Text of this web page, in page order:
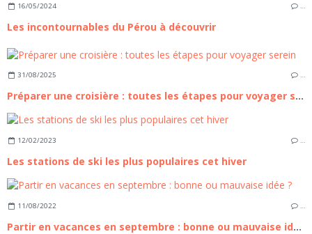
16/05/2024 …
Les incontournables du Pérou à découvrir
31/08/2025 …
Préparer une croisière : toutes les étapes pour voyager serein
12/02/2023 …
Les stations de ski les plus populaires cet hiver
11/08/2022
Partir en vacances en septembre : bonne ou mauvaise idée ?